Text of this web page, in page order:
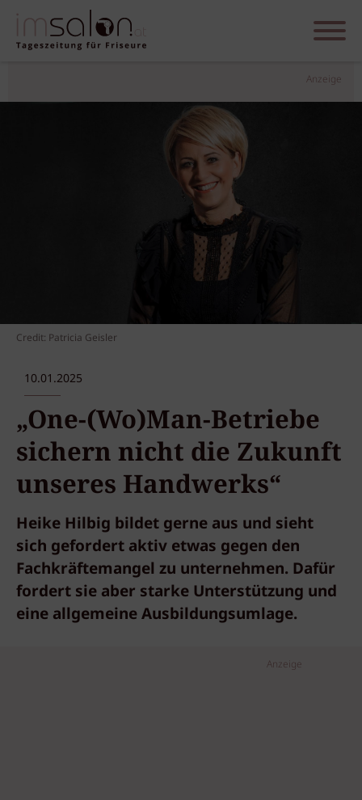
Anzeige
Credit: Patricia Geisler
10.01.2025
„One-(Wo)Man-Betriebe
sichern nicht die Zukunft
unseres Handwerks“
Heike Hilbig bildet gerne aus und sieht
sich gefordert aktiv etwas gegen den
Fachkräftemangel zu unternehmen. Dafür
fordert sie aber starke Unterstützung und
eine allgemeine Ausbildungsumlage.
Anzeige